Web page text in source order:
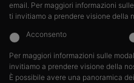
email. Per maggiori informazioni
ti invitiamo a prendere visione della
Acconsento
Per maggiori informazioni sulle
invitiamo a prendere visione della
È possibile avere una panoramica